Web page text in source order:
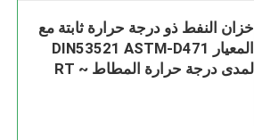
خزان النفط ذو درجة حرارة ثابتة مع
المعيار DIN53521 ASTM-D471
لمدى درجة حرارة المطاط RT ~